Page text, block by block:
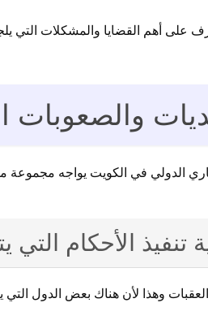
على أهم القضايا والمشكلات التي
الدولي في الكويت يواجه
تنفيذ الأحكام التي
وهذا لأن هناك بعض الدول